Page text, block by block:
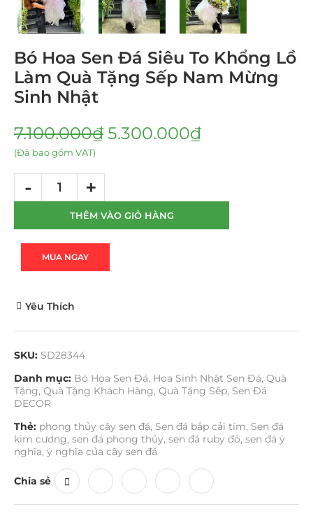
Bó Hoa Sen Đá Siêu To Khổng Lồ
Làm Quà Tặng Sếp Nam Mừng
Sinh Nhật
7.100.000₫ 5.300.000₫
(Đã bao gồm VAT)
THÊM VÀO GIỎ HÀNG
MUA NGAY
Yêu Thích
SKU: SD28344
Danh mục: Bó Hoa Sen Đá, Hoa Sinh Nhật Sen Đá, Quà
Tặng, Quà Tặng Khách Hàng, Quà Tặng Sếp, Sen Đá
DECOR
Thẻ: phong thủy cây sen đá, Sen đá bắp cải tím, Sen đá
kim cương, sen đá phong thủy, sen đá ruby đỏ, sen đá ý
nghĩa, ý nghĩa của cây sen đá
Chia sẻ